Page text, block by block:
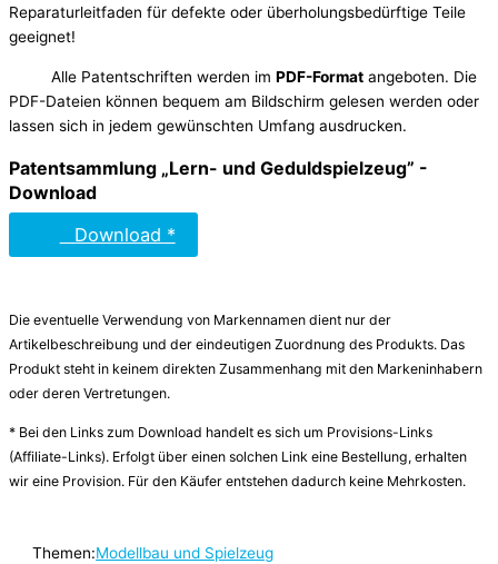
Reparaturleitfaden für defekte oder überholungsbedürftige Teile
geeignet!
Alle Patentschriften werden imPDF-Format angeboten. Die
PDF-Dateien können bequem am Bildschirm gelesen werden oder
lassen sich in jedem gewünschten Umfang ausdrucken.
Patentsammlung „Lern- und Geduldspielzeug” -
Download
Download *
Die eventuelle Verwendung von Markennamen dient nur der
Artikelbeschreibung und der eindeutigen Zuordnung des Produkts. Das
Produkt steht in keinem direkten Zusammenhang mit den Markeninhabern
oder deren Vertretungen.
* Bei den Links zum Download handelt es sich um Provisions-Links
(Affiliate-Links). Erfolgt über einen solchen Link eine Bestellung, erhalten
wir eine Provision. Für den Käufer entstehen dadurch keine Mehrkosten.
Themen:Modellbau und Spielzeug